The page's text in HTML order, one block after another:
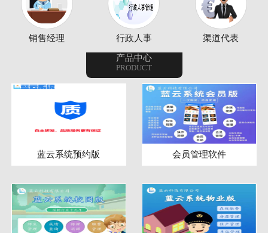
招贤纳士
联系我们
销售经理 行政人事 渠道代表
产品中心
PRODUCT
蓝云系统预约版 会员管理软件